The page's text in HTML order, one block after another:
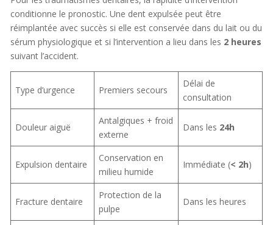
conditionne le pronostic. Une dent expulsée peut être
réimplantée avec succès si elle est conservée dans du lait ou du
sérum physiologique et si l’intervention a lieu dans les 2 heures
suivant l’accident.
Type d’urgence Premiers secours
Délai de
consultation
Douleur aiguë
Antalgiques + froid
externe
Dans les 24h
Expulsion dentaire
Conservation en
milieu humide
Immédiate (< 2h)
Fracture dentaire
Protection de la
pulpe
Dans les heures